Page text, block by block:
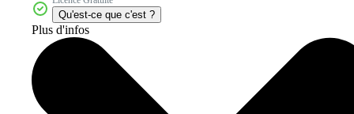
Qu'est-ce que c'est ?
Plus d'infos